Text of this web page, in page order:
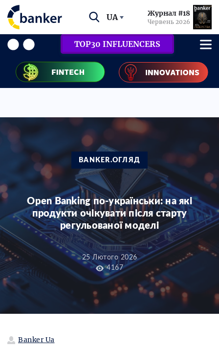
UA Журнал #18
Червень 2026
TOP30 INFLUENCERS
BANKER.ОГЛЯД
Open Banking по-українськи: на які
продукти очікувати після старту
регульованої моделі
25 Лютого 2026
4167
Banker Ua